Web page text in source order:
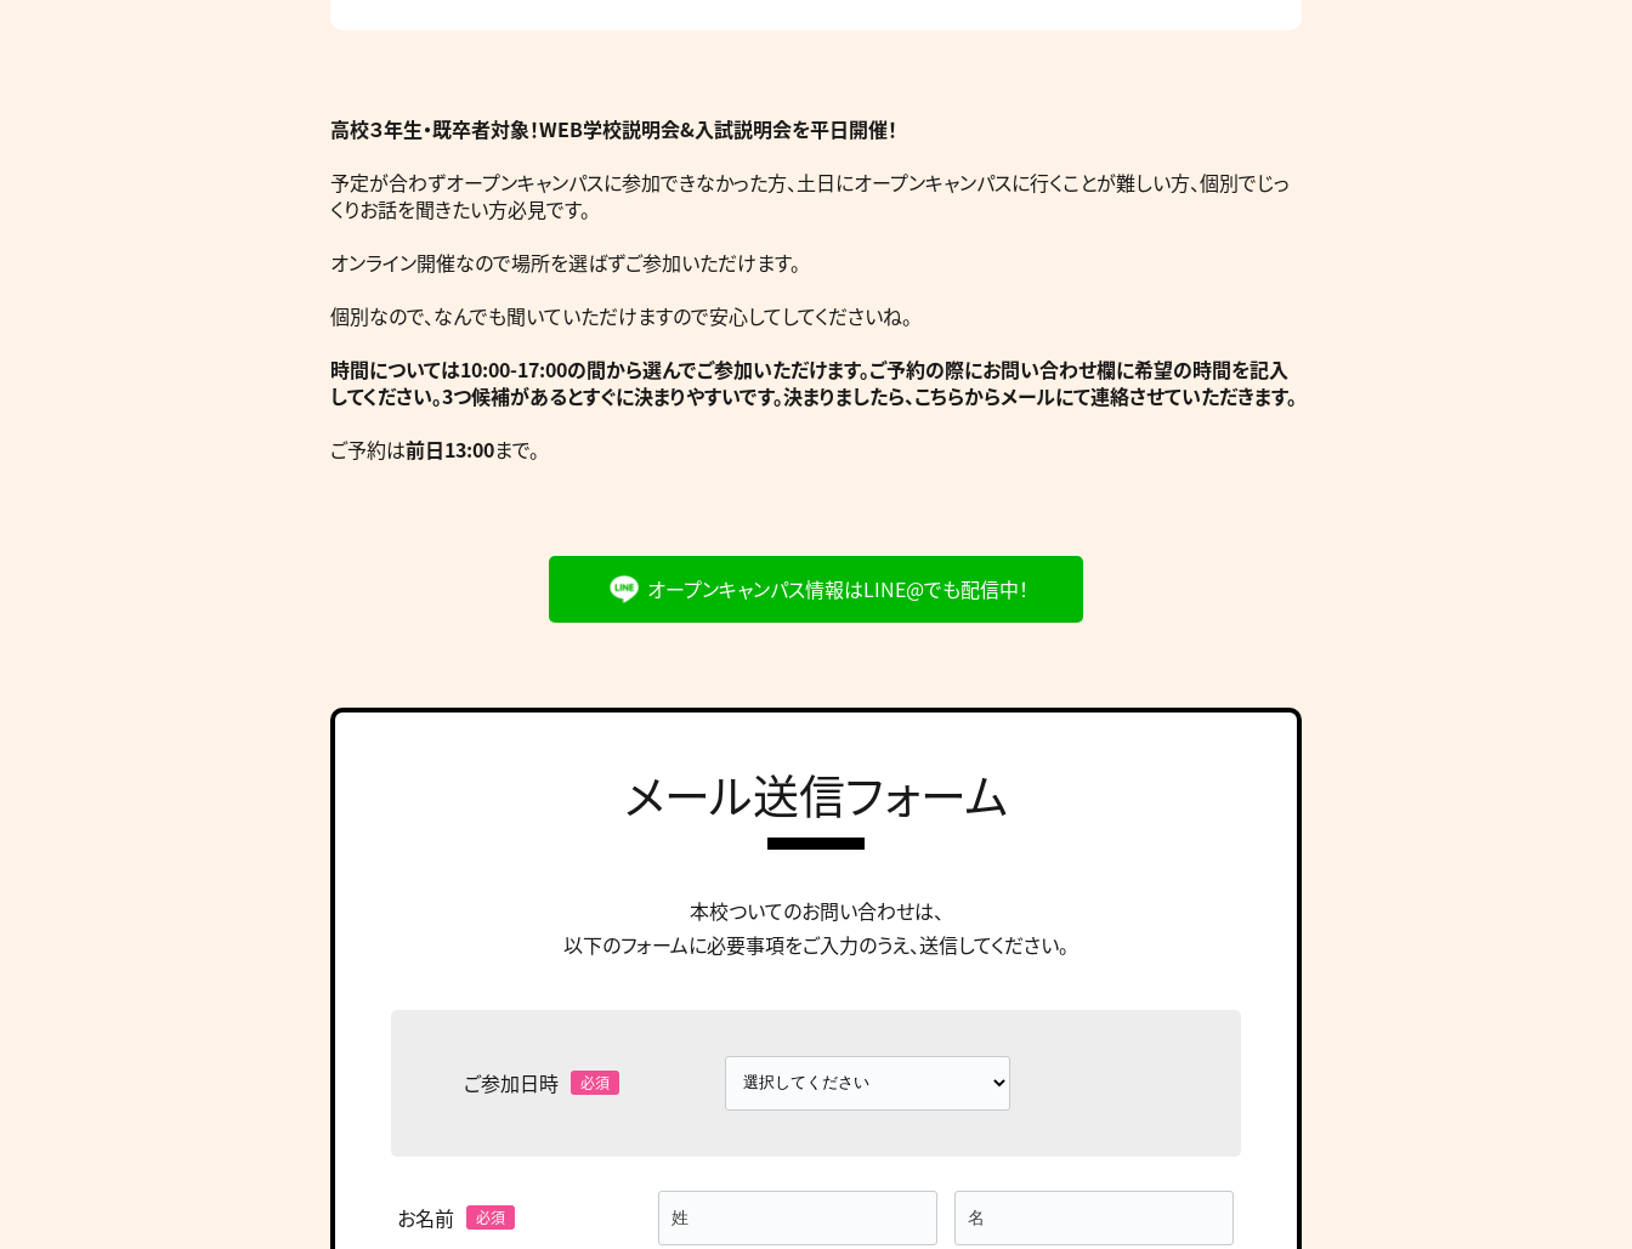
高校３年生・既卒者対象！WEB学校説明会&入試説明会を平日開催！
予定が合わずオープンキャンパスに参加できなかった方、土日にオープンキャンパスに行くことが難しい方、個別でじっ
くりお話を聞きたい方必見です。
オンライン開催なので場所を選ばずご参加いただけます。
個別なので、なんでも聞いていただけますので安心してしてくださいね。
時間については10:00-17:00の間から選んでご参加いただけます。ご予約の際にお問い合わせ欄に希望の時間を記入
してください。3つ候補があるとすぐに決まりやすいです。決まりましたら、こちらからメールにて連絡させていただきます。
ご予約は前日13:00まで。
オープンキャンパス情報はLINE@でも配信中！
メール送信フォーム
本校ついてのお問い合わせは、
以下のフォームに必要事項をご入力のうえ、送信してください。
ご参加日時
お名前